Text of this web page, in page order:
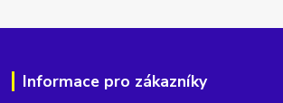
Informace pro zákazníky